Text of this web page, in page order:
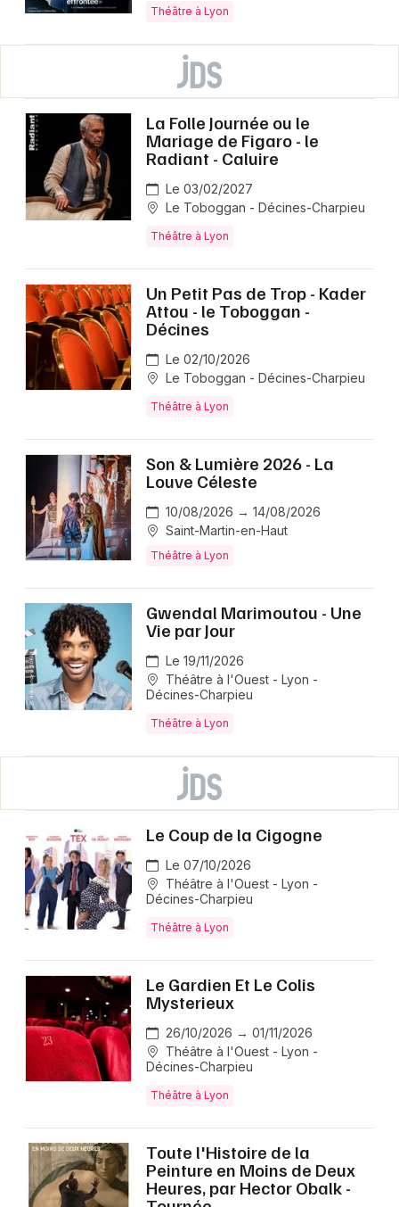
Théâtre à Lyon
La Folle Journée ou le
Mariage de Figaro - le
Radiant - Caluire
Le 03/02/2027
Le Toboggan - Décines-Charpieu
Théâtre à Lyon
Un Petit Pas de Trop - Kader
Attou - le Toboggan -
Décines
Le 02/10/2026
Le Toboggan - Décines-Charpieu
Théâtre à Lyon
Son & Lumière 2026 - La
Louve Céleste
10/08/2026 → 14/08/2026
Saint-Martin-en-Haut
Théâtre à Lyon
Gwendal Marimoutou - Une
Vie par Jour
Le 19/11/2026
Théâtre à l'Ouest - Lyon -
Décines-Charpieu
Théâtre à Lyon
Le Coup de la Cigogne
Le 07/10/2026
Théâtre à l'Ouest - Lyon -
Décines-Charpieu
Théâtre à Lyon
Le Gardien Et Le Colis
Mysterieux
26/10/2026 → 01/11/2026
Théâtre à l'Ouest - Lyon -
Décines-Charpieu
Théâtre à Lyon
Toute l'Histoire de la
Peinture en Moins de Deux
Heures, par Hector Obalk -